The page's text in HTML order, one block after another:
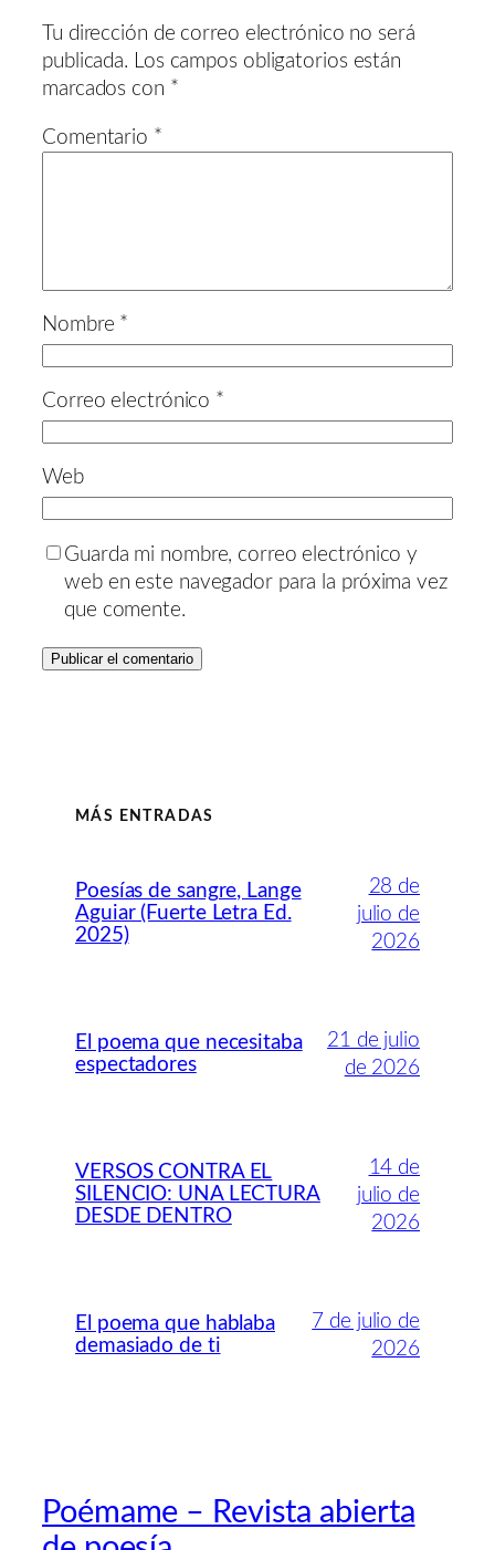
Tu dirección de correo electrónico no será
publicada. Los campos obligatorios están
marcados con *
Comentario *
Nombre *
Correo electrónico *
Web
Guarda mi nombre, correo electrónico y
web en este navegador para la próxima vez
que comente.
MÁS ENTRADAS
Poesías de sangre, Lange
Aguiar (Fuerte Letra Ed.
2025)
28 de
julio de
2026
El poema que necesitaba
espectadores
21 de julio
de 2026
VERSOS CONTRA EL
SILENCIO: UNA LECTURA
DESDE DENTRO
14 de
julio de
2026
El poema que hablaba
demasiado de ti
7 de julio de
2026
Poémame – Revista abierta